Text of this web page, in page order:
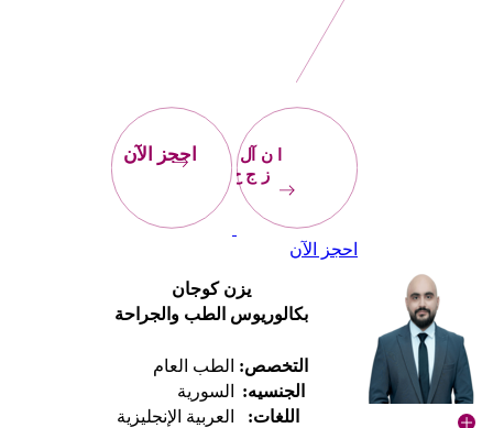
احجز
الآن احجز الآن
احجز الآن
يزن كوجان
بكالوريوس الطب والجراحة
التخصص: الطب العام
الجنسيه:
السورية
اللغات:
العربية الإنجليزية